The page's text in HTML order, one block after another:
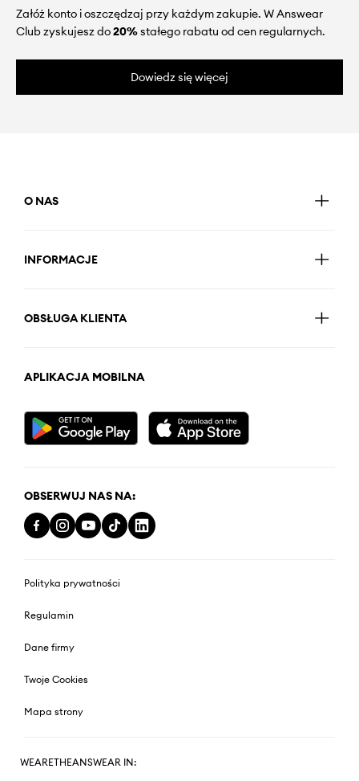
Załóż konto i oszczędzaj przy każdym zakupie. W Answear
Club zyskujesz do20%stałego rabatu od cen regularnych.
Dowiedz się więcej
O NAS
INFORMACJE
OBSŁUGA KLIENTA
APLIKACJA MOBILNA
OBSERWUJ NAS NA:
Polityka prywatności
Regulamin
Dane firmy
Twoje Cookies
Mapa strony
WEARETHEANSWEAR IN: